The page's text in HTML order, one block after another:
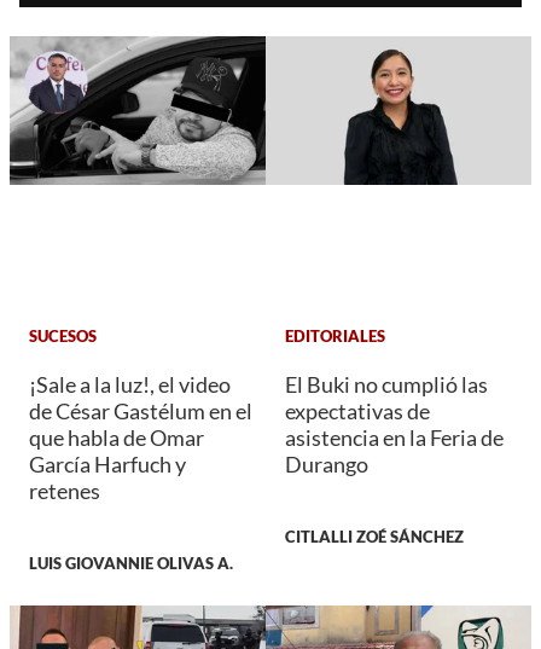
SUCESOS
¡Sale a la luz!, el video
de César Gastélum en el
que habla de Omar
García Harfuch y
retenes
LUIS GIOVANNIE OLIVAS A.
EDITORIALES
El Buki no cumplió las
expectativas de
asistencia en la Feria de
Durango
CITLALLI ZOÉ SÁNCHEZ